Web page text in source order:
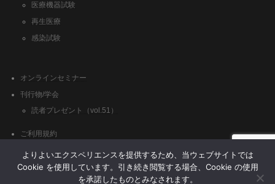
医療機器試験
再生医療
感染試験
オンラインセミナー
刊行物/学会
読者プレゼント（vol.51）
ご利用規約
クッキーポリシー
よりよいエクスペリエンスを提供するため、当ウェブサイトでは
Cookie を使用しています。引き続き閲覧する場合、Cookie の使用
を承諾したものとみなされます。